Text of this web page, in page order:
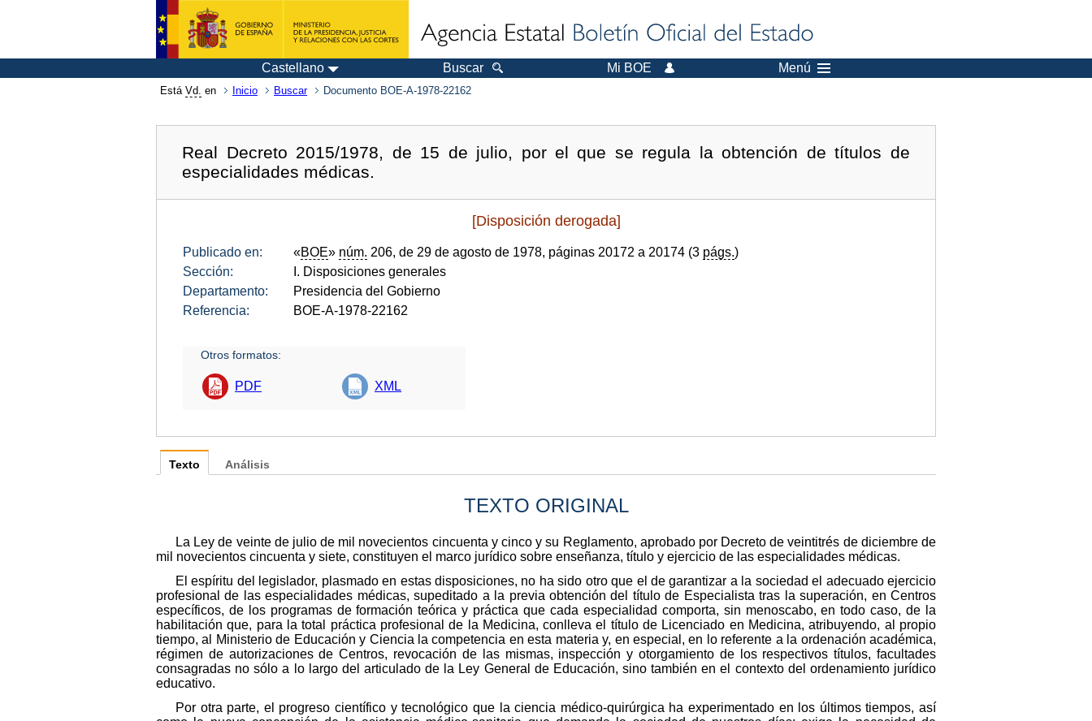
Castellano Buscar Mi BOE Menú
Está Vd. en Inicio Buscar Documento BOE-A-1978-22162
Real Decreto 2015/1978, de 15 de julio, por el que se regula la obtención de títulos de
especialidades médicas.
[Disposición derogada]
Publicado en: «BOE» núm. 206, de 29 de agosto de 1978, páginas 20172 a 20174 (3 págs.)
Sección:
I. Disposiciones generales
Departamento:
Presidencia del Gobierno
Referencia:
BOE-A-1978-22162
Otros formatos:
PDF XML
Texto
TEXTO ORIGINAL
La Ley de veinte de julio de mil novecientos cincuenta y cinco y su Reglamento, aprobado por Decreto de veintitrés de diciembre de
mil novecientos cincuenta y siete, constituyen el marco jurídico sobre enseñanza, título y ejercicio de las especialidades médicas.
El espíritu del legislador, plasmado en estas disposiciones, no ha sido otro que el de garantizar a la sociedad el adecuado ejercicio
profesional de las especialidades médicas, supeditado a la previa obtención del título de Especialista tras la superación, en Centros
específicos, de los programas de formación teórica y práctica que cada especialidad comporta, sin menoscabo, en todo caso, de la
habilitación que, para la total práctica profesional de la Medicina, conlleva el título de Licenciado en Medicina, atribuyendo, al propio
tiempo, al Ministerio de Educación y Ciencia la competencia en esta materia y, en especial, en lo referente a la ordenación académica,
régimen de autorizaciones de Centros, revocación de las mismas, inspección y otorgamiento de los respectivos títulos, facultades
consagradas no sólo a lo largo del articulado de la Ley General de Educación, sino también en el contexto del ordenamiento jurídico
educativo.
Por otra parte, el progreso científico y tecnológico que la ciencia médico-quirúrgica ha experimentado en los últimos tiempos, así
Análisis